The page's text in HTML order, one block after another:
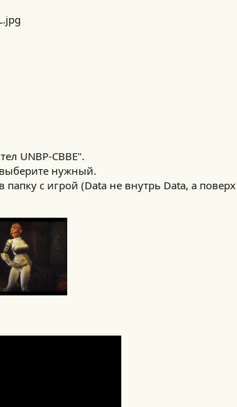
UNBP-CBBE".
нужный.
с игрой (Data не внутрь Data, а поверх